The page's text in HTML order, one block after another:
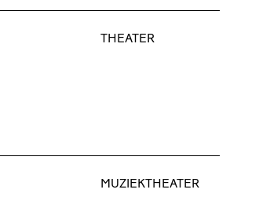
THEATER
MUZIEKTHEATER